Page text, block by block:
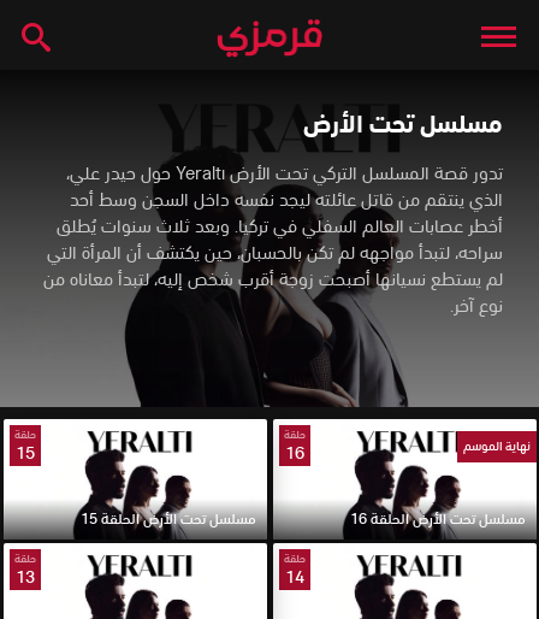
مسلسل تحت الأرض
تدور قصة المسلسل التركي تحت الأرض Yeraltı حول حيدر علي،
الذي ينتقم من قاتل عائلته ليجد نفسه داخل السجن وسط أحد
أخطر عصابات العالم السفلي في تركيا. وبعد ثلاث سنوات يُطلق
سراحه، لتبدأ مواجهه لم تكن بالحسبان، حين يكتشف أن المرأة التي
لم يستطع نسيانها أصبحت زوجة أقرب شخص إليه، لتبدأ معاناه من
نوع آخر.
نهاية الموسم
حلقة
16
مسلسل تحت الأرض الحلقة 16
حلقة
15
مسلسل تحت الأرض الحلقة 15
حلقة
14
حلقة
13